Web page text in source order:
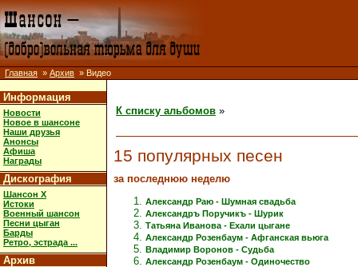
Главная » Архив » Видео
Информация
Новости
Новое в шансоне
Наши друзья
Анонсы
Афиша
Награды
Дискография
Шансон X
Истоки
Военный шансон
Песни цыган
Барды
Ретро, эстрада ...
Архив
К списку альбомов »
15 популярных песен
за последнюю неделю
Александр Раю - Шумная свадьба
Александръ Поручикъ - Шурик
Татьяна Иванова - Ехали цыгане
Александр Розенбаум - Афганская вьюга
Владимир Воронов - Судьба
Александр Розенбаум - Одиночество